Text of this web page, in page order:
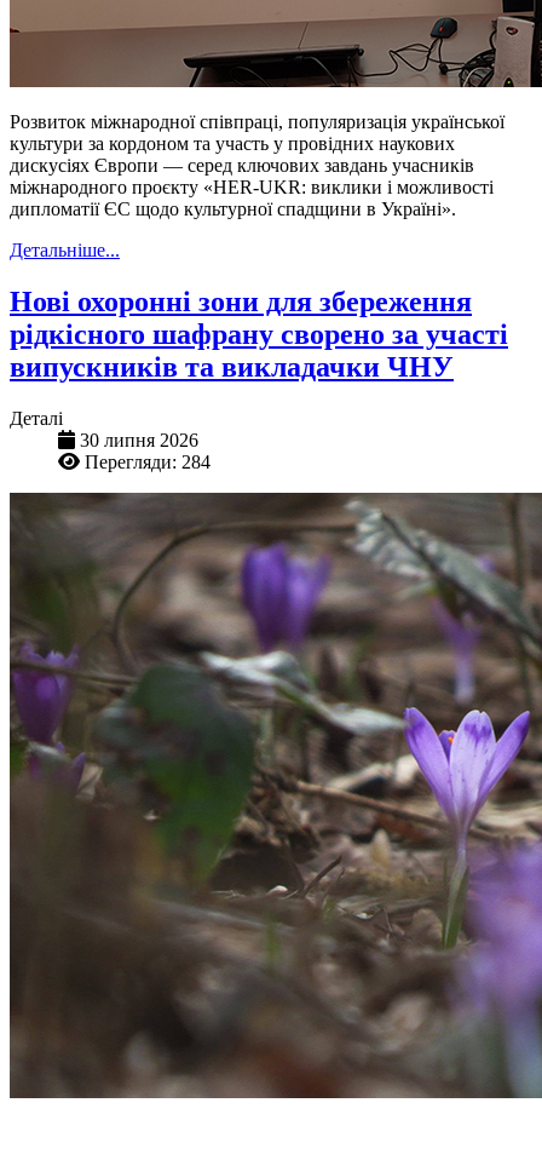
Розвиток міжнародної співпраці, популяризація української
культури за кордоном та участь у провідних наукових
дискусіях Європи — серед ключових завдань учасників
міжнародного проєкту «HER-UKR: виклики і можливості
дипломатії ЄС щодо культурної спадщини в Україні».
Детальніше...
Нові охоронні зони для збереження
рідкісного шафрану сворено за участі
випускників та викладачки ЧНУ
Деталі
30 липня 2026
Перегляди: 284